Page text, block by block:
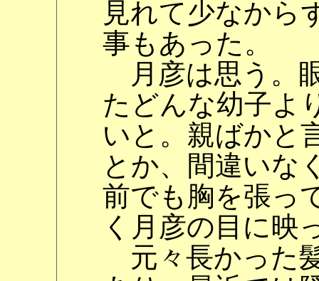
見れて少なから
事もあった。
月彦は思う。
たどんな幼子よ
いと。親ばかと
とか、間違いな
前でも胸を張っ
く月彦の目に映
元々長かった